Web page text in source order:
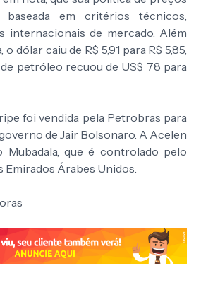
em critérios técnicos,
internacionais de mercado. Além
o dólar caiu de R$ 5,91 para R$ 5,85,
petróleo recuou de US$ 78 para
foi vendida pela Petrobras para
de Jair Bolsonaro. A Acelen
que é controlado pelo
Emirados Árabes Unidos.